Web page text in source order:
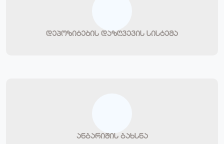
დეპოზიტების დაზღვევის სისტემა
ანგარიშის გახსნა